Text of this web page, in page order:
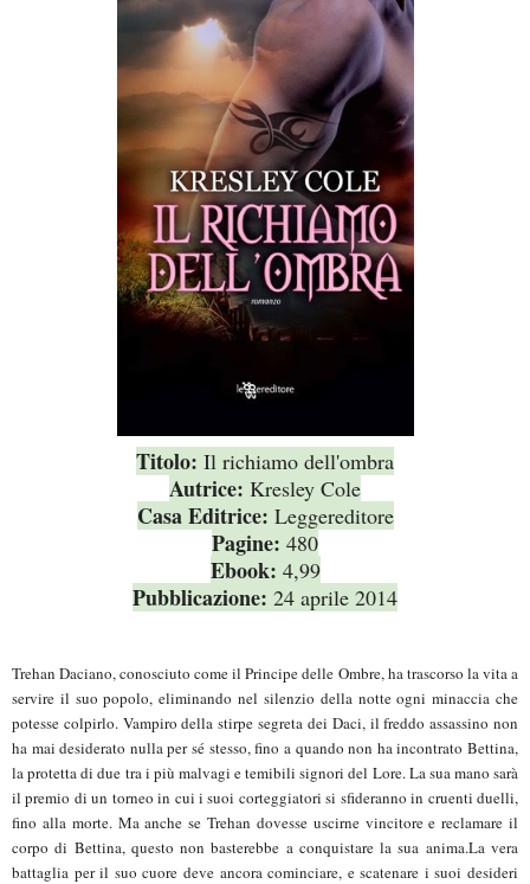
Titolo: Il richiamo dell'ombra
Autrice: Kresley Cole
Casa Editrice: Leggereditore
Pagine: 480
Ebook: 4,99
Pubblicazione: 24 aprile 2014
Trehan Daciano, conosciuto come il Principe delle Ombre, ha trascorso la vita a
servire il suo popolo, eliminando nel silenzio della notte ogni minaccia che
potesse colpirlo. Vampiro della stirpe segreta dei Daci, il freddo assassino non
ha mai desiderato nulla per sé stesso, fino a quando non ha incontrato Bettina,
la protetta di due tra i più malvagi e temibili signori del Lore. La sua mano sarà
il premio di un torneo in cui i suoi corteggiatori si sfideranno in cruenti duelli,
fino alla morte. Ma anche se Trehan dovesse uscirne vincitore e reclamare il
corpo di Bettina, questo non basterebbe a conquistare la sua anima.La vera
battaglia per il suo cuore deve ancora cominciare, e scatenare i suoi desideri